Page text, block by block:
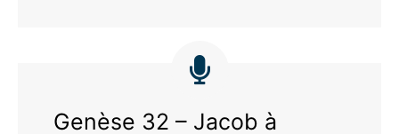
Genèse 32 – Jacob à